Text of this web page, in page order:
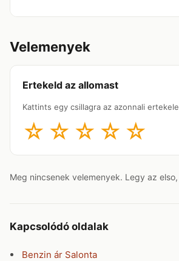
Velemenyek
Ertekeld az allomast
Kattints egy csillagra az azonnali
☆ ☆ ☆ ☆ ☆
Meg nincsenek velemenyek. Legy az
Kapcsolódó oldalak
Benzin ár Salonta